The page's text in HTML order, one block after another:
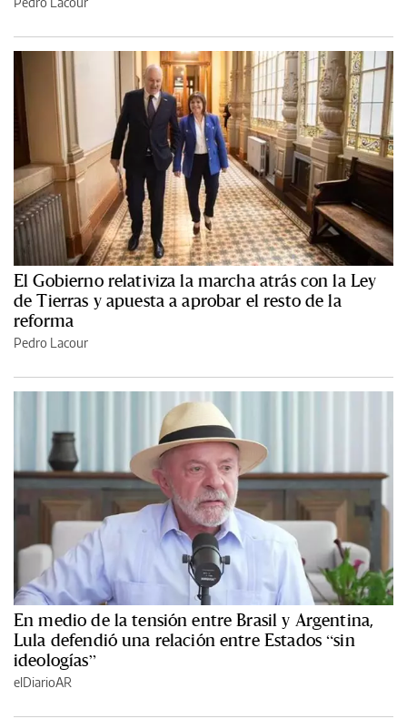
El Gobierno relativiza la marcha atrás con la Ley
de Tierras y apuesta a aprobar el resto de la
reforma
Pedro Lacour
En medio de la tensión entre Brasil y Argentina,
Lula defendió una relación entre Estados “sin
ideologías”
elDiarioAR